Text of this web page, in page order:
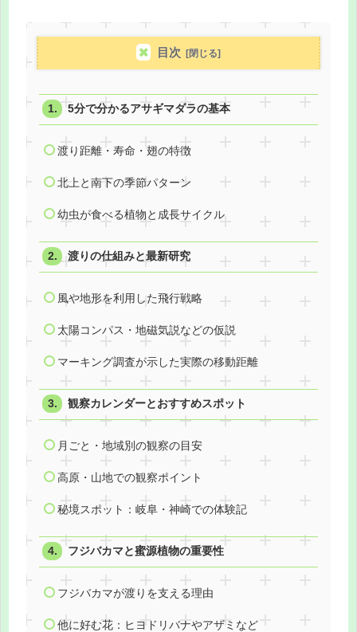
目次
5分で分かるアサギマダラの基本
渡り距離・寿命・翅の特徴
北上と南下の季節パターン
幼虫が食べる植物と成長サイクル
渡りの仕組みと最新研究
風や地形を利用した飛行戦略
太陽コンパス・地磁気説などの仮説
マーキング調査が示した実際の移動距離
観察カレンダーとおすすめスポット
月ごと・地域別の観察の目安
高原・山地での観察ポイント
秘境スポット：岐阜・神崎での体験記
フジバカマと蜜源植物の重要性
フジバカマが渡りを支える理由
他に好む花：ヒヨドリバナやアザミなど